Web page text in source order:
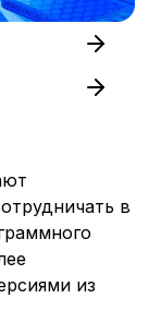
в
из